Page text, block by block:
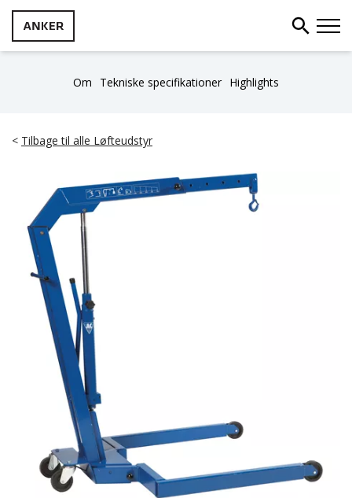
Om Tekniske specifikationer Highlights
< Tilbage til alle Løfteudstyr